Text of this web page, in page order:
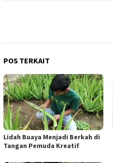
POS TERKAIT
Lidah Buaya Menjadi Berkah di
Tangan Pemuda Kreatif